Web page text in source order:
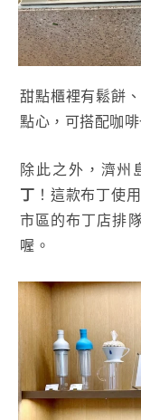
甜點櫃裡有鬆餅
點心，可搭配咖啡
除此之外，濟州
丁 ！這款布丁使
市區的布丁店排
喔。